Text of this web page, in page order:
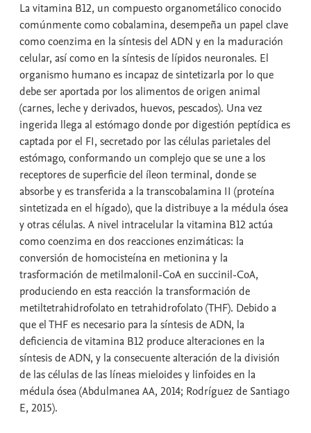
La vitamina B12, un compuesto organometálico conocido
comúnmente como cobalamina, desempeña un papel clave
como coenzima en la síntesis del ADN y en la maduración
celular, así como en la síntesis de lípidos neuronales. El
organismo humano es incapaz de sintetizarla por lo que
debe ser aportada por los alimentos de origen animal
(carnes, leche y derivados, huevos, pescados). Una vez
ingerida llega al estómago donde por digestión peptídica es
captada por el FI, secretado por las células parietales del
estómago, conformando un complejo que se une a los
receptores de superficie del íleon terminal, donde se
absorbe y es transferida a la transcobalamina II (proteína
sintetizada en el hígado), que la distribuye a la médula ósea
y otras células. A nivel intracelular la vitamina B12 actúa
como coenzima en dos reacciones enzimáticas: la
conversión de homocisteína en metionina y la
trasformación de metilmalonil-CoA en succinil-CoA,
produciendo en esta reacción la transformación de
metiltetrahidrofolato en tetrahidrofolato (THF). Debido a
que el THF es necesario para la síntesis de ADN, la
deficiencia de vitamina B12 produce alteraciones en la
síntesis de ADN, y la consecuente alteración de la división
de las células de las líneas mieloides y linfoides en la
médula ósea (Abdulmanea AA, 2014; Rodríguez de Santiago
E, 2015).